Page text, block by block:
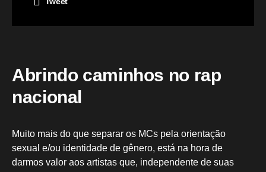
Abrindo caminhos no rap
nacional
Muito mais do que separar os MCs pela orientação
sexual e/ou identidade de gênero, está na hora de
darmos valor aos artistas que, independente de suas